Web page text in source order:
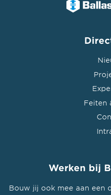
Feiten
Werken bij
Bouw jij ook mee aan een